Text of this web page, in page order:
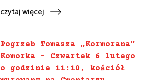
czytaj więcej
Pogrzeb Tomasza „Kormorana”
Komorka – Czwartek 6 lutego
o godzinie 11:10, kościół